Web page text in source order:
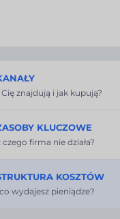
Cię znajdują i jak kupują?
KLUCZOWE
czego firma nie działa?
KOSZTÓW
wydajesz pieniądze?